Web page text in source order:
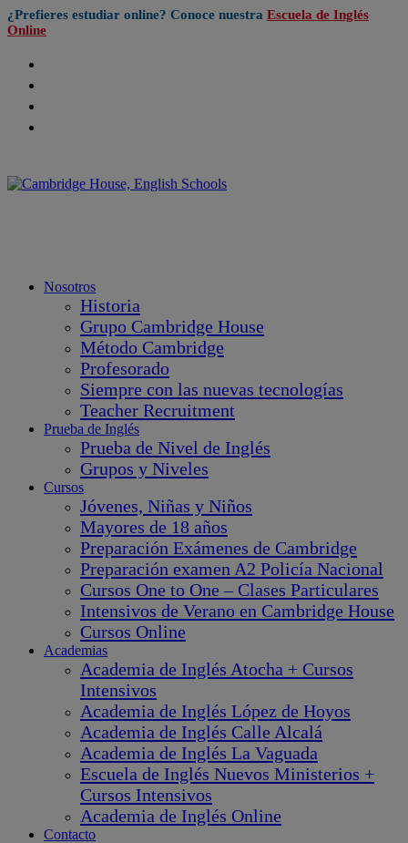
¿Prefieres estudiar online? Conoce nuestra Escuela de Inglés
Online
Nosotros
Historia
Grupo Cambridge House
Método Cambridge
Profesorado
Siempre con las nuevas tecnologías
Teacher Recruitment
Prueba de Inglés
Prueba de Nivel de Inglés
Grupos y Niveles
Cursos
Jóvenes, Niñas y Niños
Mayores de 18 años
Preparación Exámenes de Cambridge
Preparación examen A2 Policía Nacional
Cursos One to One – Clases Particulares
Intensivos de Verano en Cambridge House
Cursos Online
Academias
Academia de Inglés Atocha + Cursos
Intensivos
Academia de Inglés López de Hoyos
Academia de Inglés Calle Alcalá
Academia de Inglés La Vaguada
Escuela de Inglés Nuevos Ministerios +
Cursos Intensivos
Academia de Inglés Online
Contacto